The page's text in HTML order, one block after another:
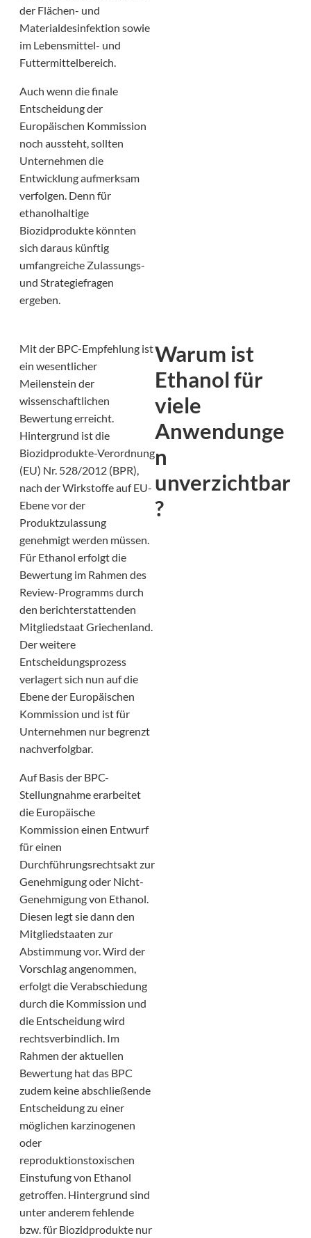
der Flächen- und
Materialdesinfektion sowie
im Lebensmittel- und
Futtermittelbereich.
Auch wenn die finale
Entscheidung der
Europäischen Kommission
noch aussteht, sollten
Unternehmen die
Entwicklung aufmerksam
verfolgen. Denn für
ethanolhaltige
Biozidprodukte könnten
sich daraus künftig
umfangreiche Zulassungs-
und Strategiefragen
ergeben.
Mit der BPC-Empfehlung ist
ein wesentlicher
Meilenstein der
wissenschaftlichen
Bewertung erreicht.
Hintergrund ist die
Biozidprodukte-Verordnung
(EU) Nr. 528/2012 (BPR),
nach der Wirkstoffe auf EU-
Ebene vor der
Produktzulassung
genehmigt werden müssen.
Für Ethanol erfolgt die
Bewertung im Rahmen des
Review-Programms durch
den berichterstattenden
Mitgliedstaat Griechenland.
Der weitere
Entscheidungsprozess
verlagert sich nun auf die
Ebene der Europäischen
Kommission und ist für
Unternehmen nur begrenzt
nachverfolgbar.
Auf Basis der BPC-
Stellungnahme erarbeitet
die Europäische
Kommission einen Entwurf
für einen
Durchführungsrechtsakt zur
Genehmigung oder Nicht-
Genehmigung von Ethanol.
Diesen legt sie dann den
Mitgliedstaaten zur
Abstimmung vor. Wird der
Vorschlag angenommen,
erfolgt die Verabschiedung
durch die Kommission und
die Entscheidung wird
rechtsverbindlich. Im
Rahmen der aktuellen
Bewertung hat das BPC
zudem keine abschließende
Entscheidung zu einer
möglichen karzinogenen
oder
reproduktionstoxischen
Einstufung von Ethanol
getroffen. Hintergrund sind
unter anderem fehlende
bzw. für Biozidprodukte nur
Warum ist
Ethanol für
viele
Anwendunge
n
unverzichtbar
?